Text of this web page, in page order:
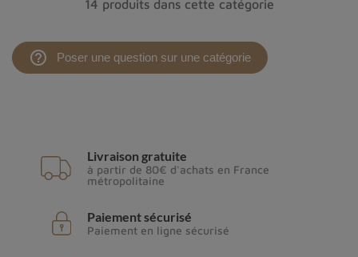
14 produits dans cette catégorie
help_outline Poser une question sur une catégorie
Livraison gratuite
à partir de 80€ d'achats en France
métropolitaine
Paiement sécurisé
Paiement en ligne sécurisé